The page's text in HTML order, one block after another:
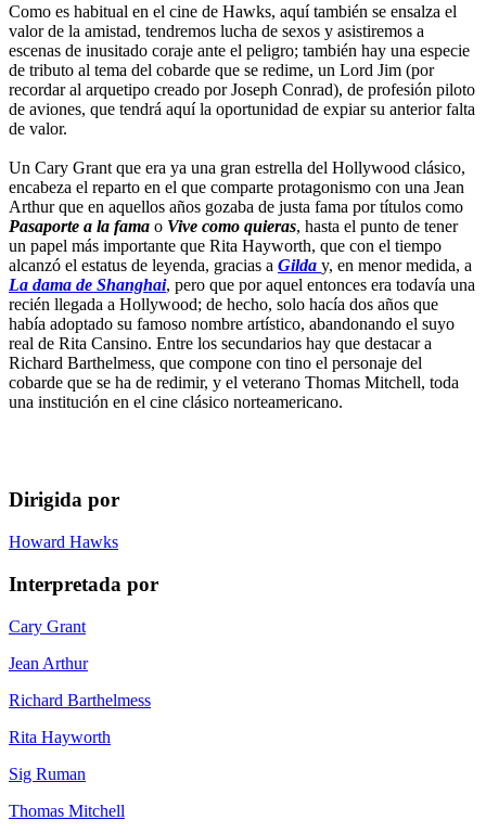
Como es habitual en el cine de Hawks, aquí también se ensalza el
valor de la amistad, tendremos lucha de sexos y asistiremos a
escenas de inusitado coraje ante el peligro; también hay una especie
de tributo al tema del cobarde que se redime, un Lord Jim (por
recordar al arquetipo creado por Joseph Conrad), de profesión piloto
de aviones, que tendrá aquí la oportunidad de expiar su anterior falta
de valor.
Un Cary Grant que era ya una gran estrella del Hollywood clásico,
encabeza el reparto en el que comparte protagonismo con una Jean
Arthur que en aquellos años gozaba de justa fama por títulos como
Pasaporte a la fama o Vive como quieras, hasta el punto de tener
un papel más importante que Rita Hayworth, que con el tiempo
alcanzó el estatus de leyenda, gracias a Gilda y, en menor medida, a
La dama de Shanghai, pero que por aquel entonces era todavía una
recién llegada a Hollywood; de hecho, solo hacía dos años que
había adoptado su famoso nombre artístico, abandonando el suyo
real de Rita Cansino. Entre los secundarios hay que destacar a
Richard Barthelmess, que compone con tino el personaje del
cobarde que se ha de redimir, y el veterano Thomas Mitchell, toda
una institución en el cine clásico norteamericano.
Dirigida por
Howard Hawks
Interpretada por
Cary Grant
Jean Arthur
Richard Barthelmess
Rita Hayworth
Sig Ruman
Thomas Mitchell